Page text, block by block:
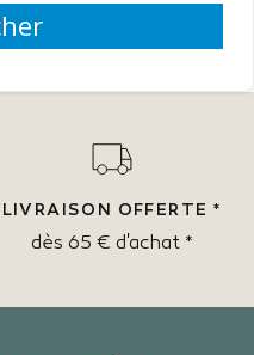
LIVRAISON OFFERTE *
dès 65 € d'achat *